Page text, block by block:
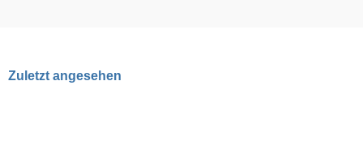
Zuletzt angesehen